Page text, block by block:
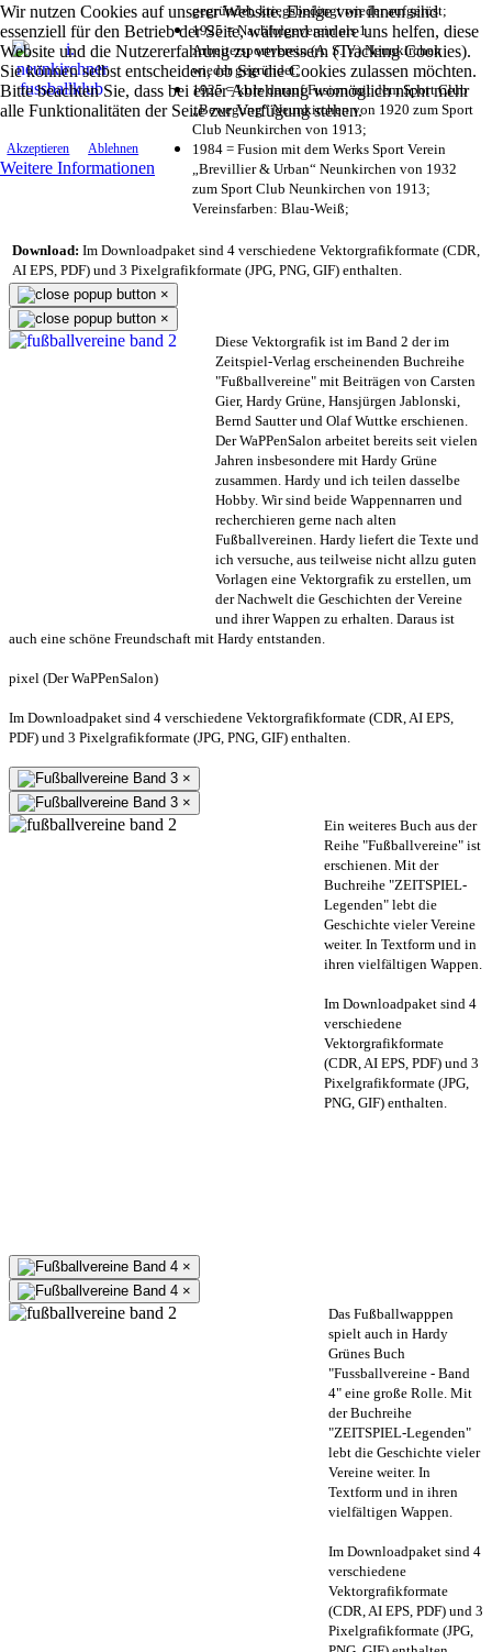
Wir nutzen Cookies auf unserer Website. Einige von ihnen sind
essenziell für den Betrieb der Seite, während andere uns helfen, diese
Website und die Nutzererfahrung zu verbessern (Tracking Cookies).
Sie können selbst entscheiden, ob Sie die Cookies zulassen möchten.
Bitte beachten Sie, dass bei einer Ablehnung womöglich nicht mehr
alle Funktionalitäten der Seite zur Verfügung stehen.
Akzeptieren Ablehnen
Weitere Informationen
gegründet, kriegsbedingt wieder aufgelöst;
1925 = Nachfolgeverein als 1.
Arbeitersportverein (A. S. V.) Neunkirchen
wieder gegründet;
1925 = kurz darauf Fusion mit dem Sport Club
„Bewegung“ Neunkirchen von 1920 zum Sport
Club Neunkirchen von 1913;
1984 = Fusion mit dem Werks Sport Verein
„Brevillier & Urban“ Neunkirchen von 1932
zum Sport Club Neunkirchen von 1913;
Vereinsfarben: Blau-Weiß;
Download: Im Downloadpaket sind 4 verschiedene Vektorgrafikformate (CDR,
AI EPS, PDF) und 3 Pixelgrafikformate (JPG, PNG, GIF) enthalten.
×
×
Diese Vektorgrafik ist im Band 2 der im
Zeitspiel-Verlag erscheinenden Buchreihe
"Fußballvereine" mit Beiträgen von Carsten
Gier, Hardy Grüne, Hansjürgen Jablonski,
Bernd Sautter und Olaf Wuttke erschienen.
Der WaPPenSalon arbeitet bereits seit vielen
Jahren insbesondere mit Hardy Grüne
zusammen. Hardy und ich teilen dasselbe
Hobby. Wir sind beide Wappennarren und
recherchieren gerne nach alten
Fußballvereinen. Hardy liefert die Texte und
ich versuche, aus teilweise nicht allzu guten
Vorlagen eine Vektorgrafik zu erstellen, um
der Nachwelt die Geschichten der Vereine
und ihrer Wappen zu erhalten. Daraus ist
auch eine schöne Freundschaft mit Hardy entstanden.
pixel (Der WaPPenSalon)
Im Downloadpaket sind 4 verschiedene Vektorgrafikformate (CDR, AI EPS,
PDF) und 3 Pixelgrafikformate (JPG, PNG, GIF) enthalten.
×
×
Ein weiteres Buch aus der
Reihe "Fußballvereine" ist
erschienen. Mit der
Buchreihe "ZEITSPIEL-
Legenden" lebt die
Geschichte vieler Vereine
weiter. In Textform und in
ihren vielfältigen Wappen.
Im Downloadpaket sind 4
verschiedene
Vektorgrafikformate
(CDR, AI EPS, PDF) und 3
Pixelgrafikformate (JPG,
PNG, GIF) enthalten.
×
×
Das Fußballwapppen
spielt auch in Hardy
Grünes Buch
"Fussballvereine - Band
4" eine große Rolle. Mit
der Buchreihe
"ZEITSPIEL-Legenden"
lebt die Geschichte vieler
Vereine weiter. In
Textform und in ihren
vielfältigen Wappen.
Im Downloadpaket sind 4
verschiedene
Vektorgrafikformate
(CDR, AI EPS, PDF) und 3
Pixelgrafikformate (JPG,